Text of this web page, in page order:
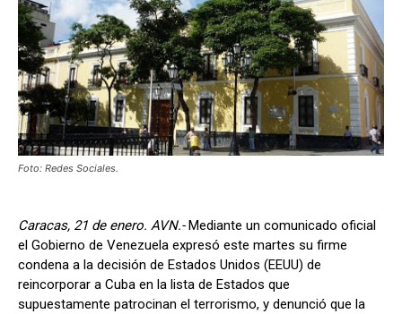
Foto: Redes Sociales.
Caracas, 21 de enero. AVN.-Mediante un comunicado oficial
el Gobierno de Venezuela expresó este martes su firme
condena a la decisión de Estados Unidos (EEUU) de
reincorporar a Cuba en la lista de Estados que
supuestamente patrocinan el terrorismo, y denunció que la